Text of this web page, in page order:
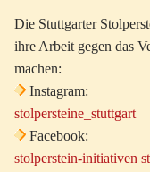
Die Stuttgarter
ihre Arbeit gegen das
machen:
Instagram:
stolpersteine_stuttgart
Facebook:
stolperstein-initiativen